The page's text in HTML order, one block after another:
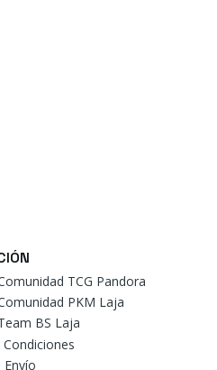
TCG Pandora
PKM Laja
BS Laja
Envío